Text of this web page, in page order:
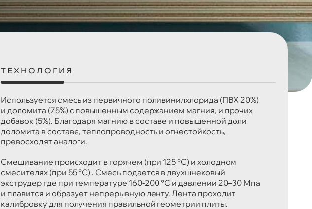
ТЕХНОЛОГИЯ
Используется смесь из первичного поливинилхлорида (ПВХ 20%)
и доломита (75%) с повышенным содержанием магния, и прочих
добавок (5%). Благодаря магнию в составе и повышенной доли
доломита в составе, теплопроводность и огнестойкость,
превосходят аналоги.
Смешивание происходит в горячем (при 125 °C) и холодном
смесителях (при 55 °C) . Смесь подается в двухшнековый
экструдер где при температуре 160-200 °C и давлении 20–30 Мпа
и плавится и образует непрерывную ленту. Лента проходит
калибровку для получения правильной геометрии плиты.